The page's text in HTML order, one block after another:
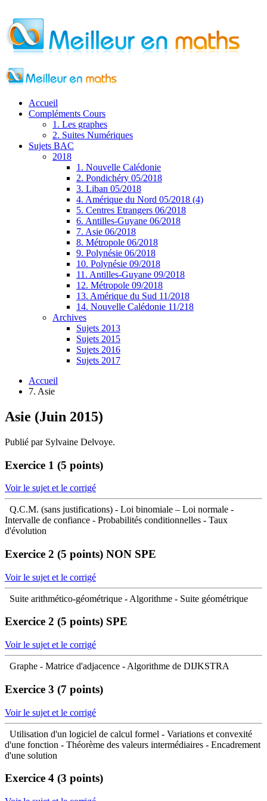
Accueil
Compléments Cours
1. Les graphes
2. Suites Numériques
Sujets BAC
2018
1. Nouvelle Calédonie
2. Pondichéry 05/2018
3. Liban 05/2018
4. Amérique du Nord 05/2018 (4)
5. Centres Etrangers 06/2018
6. Antilles-Guyane 06/2018
7. Asie 06/2018
8. Métropole 06/2018
9. Polynésie 06/2018
10. Polynésie 09/2018
11. Antilles-Guyane 09/2018
12. Métropole 09/2018
13. Amérique du Sud 11/2018
14. Nouvelle Calédonie 11/218
Archives
Sujets 2013
Sujets 2015
Sujets 2016
Sujets 2017
Accueil
7. Asie
Asie (Juin 2015)
Publié par Sylvaine Delvoye.
Exercice 1 (5 points)
Voir le sujet et le corrigé
Q.C.M. (sans justifications) - Loi binomiale – Loi normale -
Intervalle de confiance - Probabilités conditionnelles - Taux
d'évolution
Exercice 2 (5 points) NON SPE
Voir le sujet et le corrigé
Suite arithmético-géométrique - Algorithme - Suite géométrique
Exercice 2 (5 points) SPE
Voir le sujet et le corrigé
Graphe - Matrice d'adjacence - Algorithme de DIJKSTRA
Exercice 3 (7 points)
Voir le sujet et le corrigé
Utilisation d'un logiciel de calcul formel - Variations et convexité
d'une fonction - Théorème des valeurs intermédiaires - Encadrement
d'une solution
Exercice 4 (3 points)